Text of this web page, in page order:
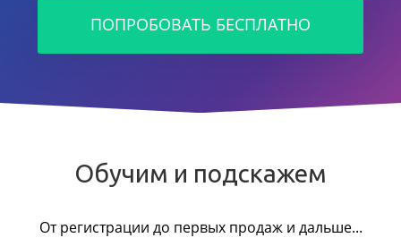
ПОПРОБОВАТЬ БЕСПЛАТНО
Обучим и подскажем
От регистрации до первых продаж и дальше...